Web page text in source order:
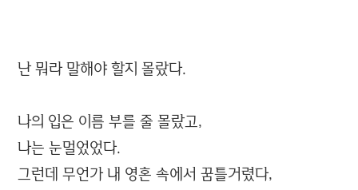
난 뭐라 말해야 할지 몰랐다.
나의 입은 이름 부를 줄 몰랐고,
나는 눈멀었었다.
그런데 무언가 내 영혼 속에서 꿈틀거렸다,